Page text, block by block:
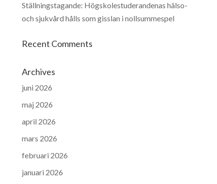
Ställningstagande: Högskolestuderandenas hälso-
och sjukvård hålls som gisslan i nollsummespel
Recent Comments
Archives
juni 2026
maj 2026
april 2026
mars 2026
februari 2026
januari 2026